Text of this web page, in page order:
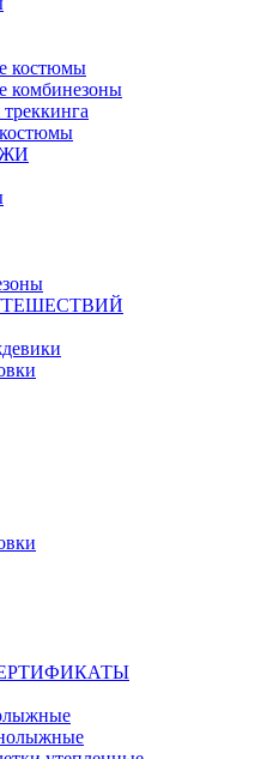
костюмы
комбинезоны